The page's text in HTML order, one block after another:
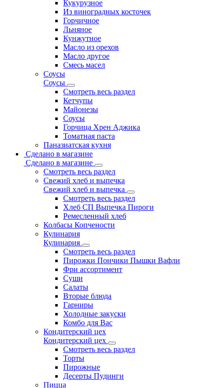
Кукурузное
Из виноградных косточек
Горчичное
Льняное
Кунжутное
Масло из орехов
Масло другое
Смесь масел
Соусы
Соусы
Смотреть весь раздел
Кетчупы
Майонезы
Соусы
Горчица Хрен Аджика
Томатная паста
Паназиатская кухня
Сделано в магазине
Сделано в магазине
Смотреть весь раздел
Свежий хлеб и выпечка
Свежий хлеб и выпечка
Смотреть весь раздел
Хлеб СП Выпечка Пироги
Ремесленный хлеб
Колбасы Копчености
Кулинария
Кулинария
Смотреть весь раздел
Пирожки Пончики Пышки Вафли
Фри ассортимент
Суши
Салаты
Вторые блюда
Гарниры
Холодные закуски
Комбо для Вас
Кондитерский цех
Кондитерский цех
Смотреть весь раздел
Торты
Пирожные
Десерты Пудинги
Пицца